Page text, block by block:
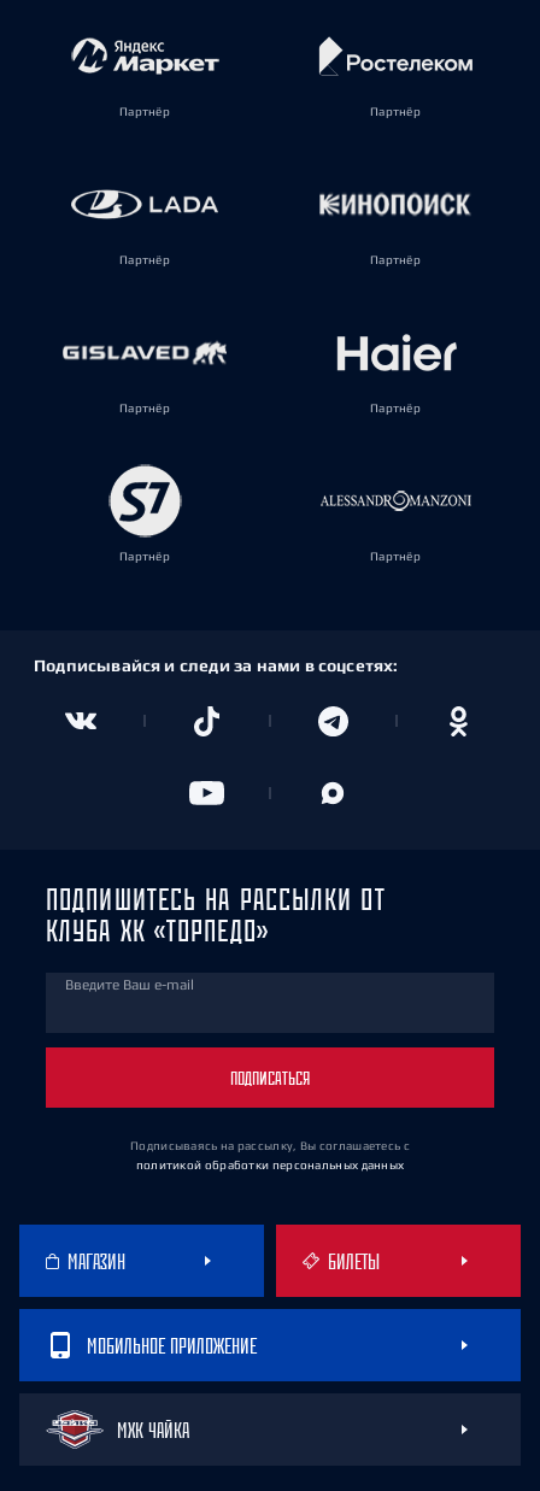
Партнёр Партнёр
Партнёр Партнёр
Партнёр Партнёр
Партнёр Партнёр
Подписывайся и следи за нами в соцсетях:
ПОДПИШИТЕСЬ НА РАССЫЛКИ ОТ
КЛУБА ХК «ТОРПЕДО»
Введите Ваш e-mail
ПОДПИСАТЬСЯ
Подписываясь на рассылку, Вы соглашаетесь с
политикой обработки персональных данных
МАГАЗИН БИЛЕТЫ
МОБИЛЬНОЕ ПРИЛОЖЕНИЕ
МХК ЧАЙКА